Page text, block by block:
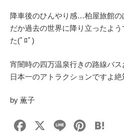
降車後のひんやり感…柏屋旅館の
だか過去の世界に降り立ったよ
た(ﾟﾛﾟ)
宵闇時の四万温泉行きの路線バ
日本一のアトラクションですよ絶
by 薫子
F
X
Li
Pi